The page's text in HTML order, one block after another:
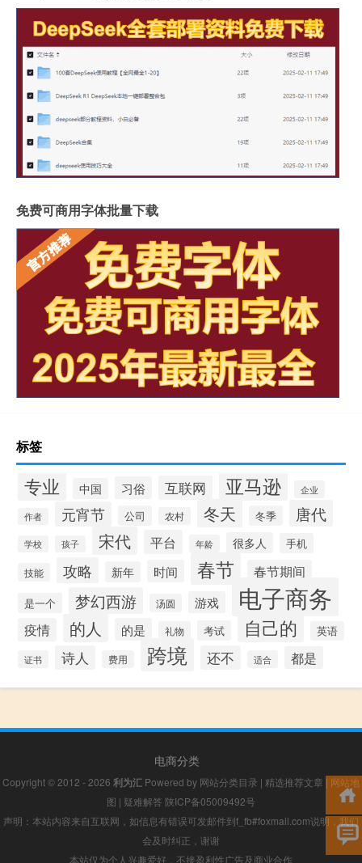
免费可商用字体批量下载
标签
专业 中国 习俗 互联网 亚马逊 企业
作者 元宵节 公司 农村 冬天 冬季 唐代
学校 孩子 宋代 平台 年龄 很多人 手机
技能 攻略 新年 时间 春节 春节期间
是一个 梦幻西游 汤圆 游戏 电子商务
疫情 的人 的是 礼物 考试 自己的 英语
证书 诗人 费用 跨境 还不 适合 都是
电商分类
Copyright © 2012 - 2026 利为汇 Powered by 网站分类目录 | 精选推荐文章 | 网站地
图 | 疑难解答 陕ICP备05009492号
声明：本站内容来自互联网，如信息有错误可发邮件到f_fb#foxmail.com说明，我们
会及时纠正，谢谢
本站仅为个人兴趣爱好，不接盈利性广告及商业合作